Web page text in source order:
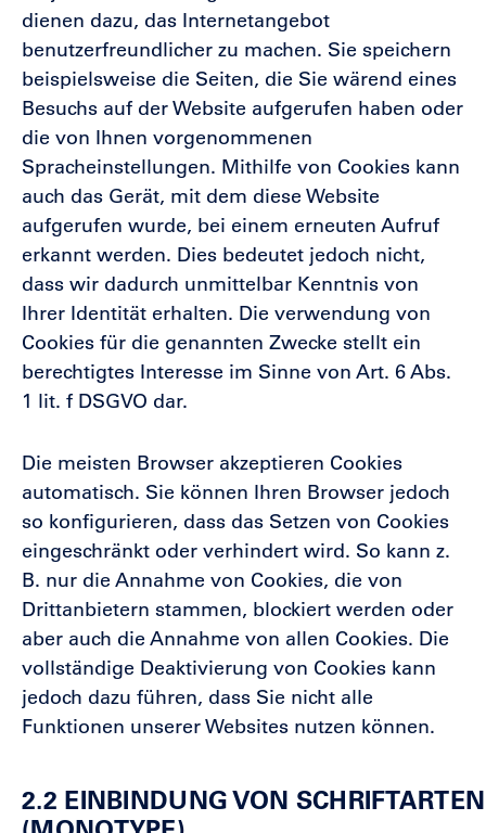
dienen dazu, das Internetangebot
benutzerfreundlicher zu machen. Sie speichern
beispielsweise die Seiten, die Sie wärend eines
Besuchs auf der Website aufgerufen haben oder
die von Ihnen vorgenommenen
Spracheinstellungen. Mithilfe von Cookies kann
auch das Gerät, mit dem diese Website
aufgerufen wurde, bei einem erneuten Aufruf
erkannt werden. Dies bedeutet jedoch nicht,
dass wir dadurch unmittelbar Kenntnis von
Ihrer Identität erhalten. Die verwendung von
Cookies für die genannten Zwecke stellt ein
berechtigtes Interesse im Sinne von Art. 6 Abs.
1 lit. f DSGVO dar.
Die meisten Browser akzeptieren Cookies
automatisch. Sie können Ihren Browser jedoch
so konfigurieren, dass das Setzen von Cookies
eingeschränkt oder verhindert wird. So kann z.
B. nur die Annahme von Cookies, die von
Drittanbietern stammen, blockiert werden oder
aber auch die Annahme von allen Cookies. Die
vollständige Deaktivierung von Cookies kann
jedoch dazu führen, dass Sie nicht alle
Funktionen unserer Websites nutzen können.
2.2 EINBINDUNG VON